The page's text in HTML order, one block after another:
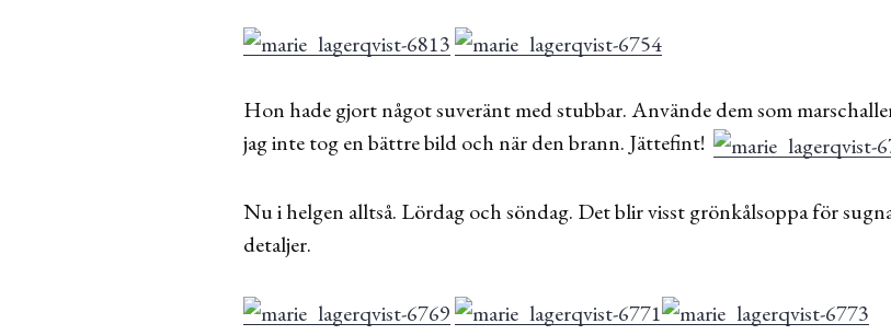
Hon hade gjort något suveränt med stubbar. Använde dem som
jag inte tog en bättre bild och när den brann. Jättefint!
Nu i helgen alltså. Lördag och söndag. Det blir visst grönkålsoppa för
detaljer.